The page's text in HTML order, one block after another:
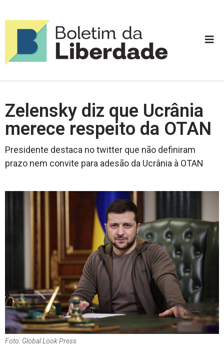
Zelensky diz que Ucrânia
merece respeito da OTAN
Presidente destaca no twitter que não definiram
prazo nem convite para adesão da Ucrânia à OTAN
Foto: Global Look Press